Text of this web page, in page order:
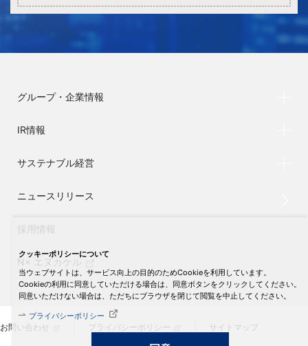
クッキーポリシーについて
当ウェブサイトは、サービス向上の目的のためCookieを利用しています。
Cookieの利用に同意していただける場合は、同意ボタンをクリックしてください。
同意いただけない場合は、ただちにブラウザを閉じて閲覧を中止してください。
プライバシーポリシー
グループ・企業情報
IR情報
サステナブル経営
ニュースリリース
採用情報
N× エヌカケル
お問い合わせ プライバシーポリシー サイトマップ